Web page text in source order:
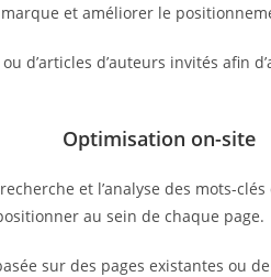
et améliorer le
d’articles d’auteurs invités
Optimisation on-site
et l’analyse des mots-
au sein de chaque page.
sur des pages existantes ou